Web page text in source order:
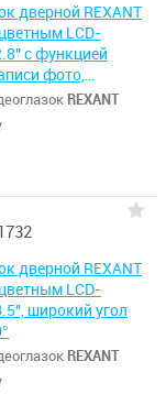
дверной REXANT
LCD-
с функцией
фото,
аккумулятор
REXANT
дверной REXANT
LCD-
широкий угол
REXANT